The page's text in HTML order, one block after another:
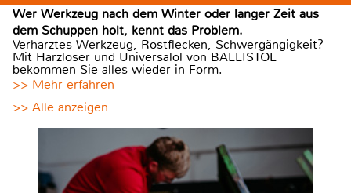
Wer Werkzeug nach dem Winter oder langer Zeit aus
dem Schuppen holt, kennt das Problem.
Verharztes Werkzeug, Rostflecken, Schwergängigkeit?
Mit Harzlöser und Universalöl von BALLISTOL
bekommen Sie alles wieder in Form.
>> Mehr erfahren
>> Alle anzeigen